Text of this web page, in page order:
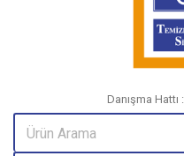
Danışma Hattı :